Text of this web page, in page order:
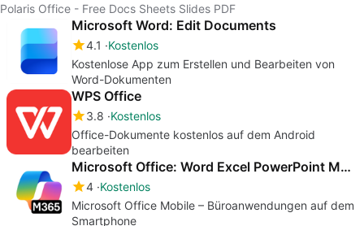
Polaris Office - Free Docs Sheets Slides PDF
Microsoft Word: Edit Documents
4.1
Kostenlos
Kostenlose App zum Erstellen und Bearbeiten von
Word-Dokumenten
WPS Office
3.8 Kostenlos
Office-Dokumente kostenlos auf dem Android
bearbeiten
Microsoft Office: Word Excel PowerPoint More
4 Kostenlos
Microsoft Office Mobile – Büroanwendungen auf dem
Smartphone